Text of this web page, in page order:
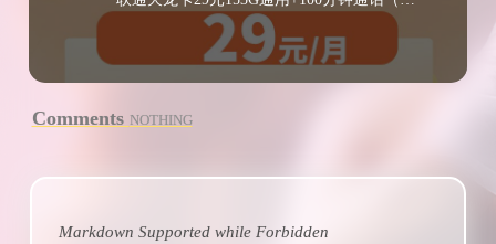
Comments NOTHING
Markdown Supported whileForbidden